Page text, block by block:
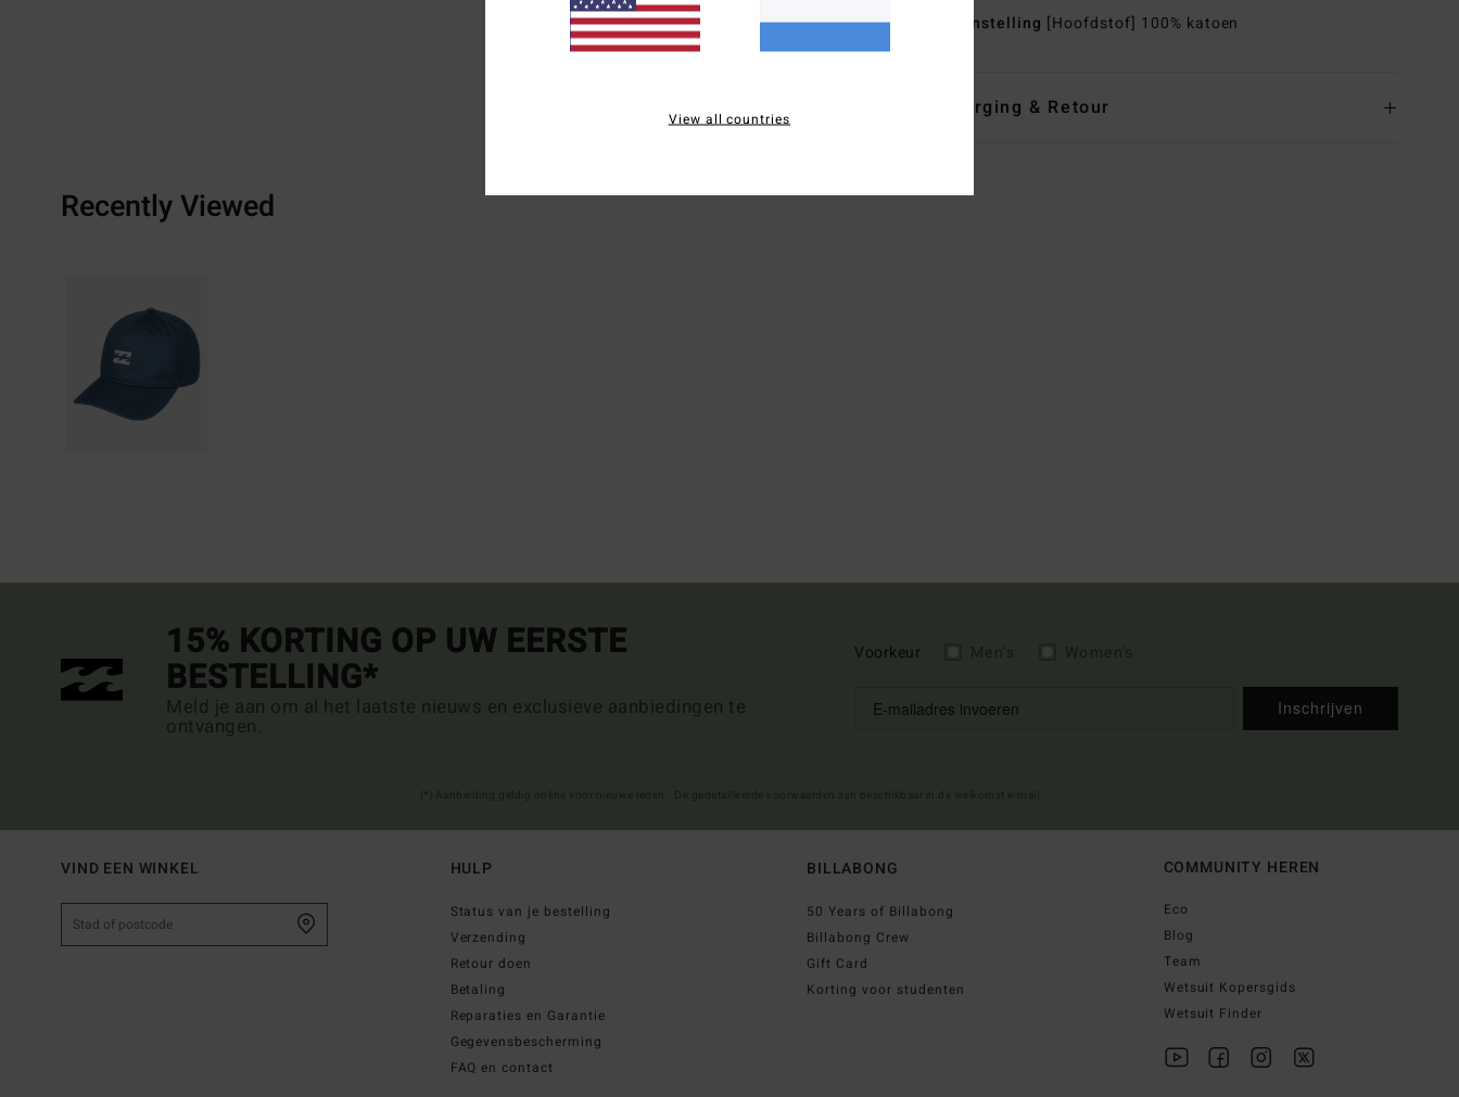
Samenstelling [Hoofdstof] 100% katoen
Bezorging & Retour
Recently Viewed
15% KORTING OP UW EERSTE
BESTELLING*
Meld je aan om al het laatste nieuws en exclusieve aanbiedingen te
ontvangen.
Voorkeur
Inschrijven
VIND EEN WINKEL HULP
Status van je bestelling
Verzending
Retour doen
Betaling
Reparaties en Garantie
Gegevensbescherming
FAQ en contact
BILLABONG
50 Years of Billabong
Billabong Crew
Gift Card
Korting voor studenten
COMMUNITY HEREN
Eco
Blog
Team
Wetsuit Kopersgids
Wetsuit Finder
View all countries